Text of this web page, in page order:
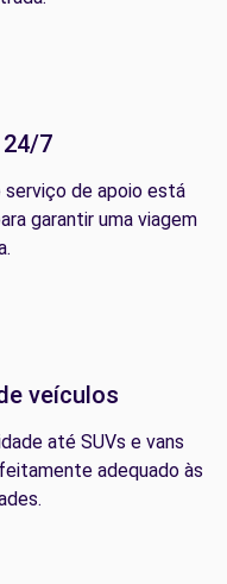
7
serviço de apoio está
garantir uma viagem
veículos
até SUVs e vans
adequado às